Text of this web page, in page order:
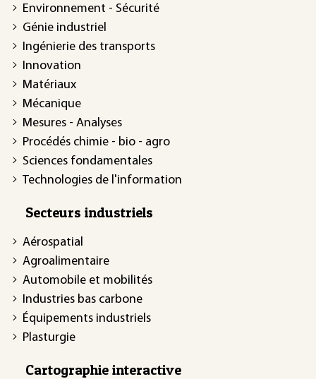
Environnement - Sécurité
Génie industriel
Ingénierie des transports
Innovation
Matériaux
Mécanique
Mesures - Analyses
Procédés chimie - bio - agro
Sciences fondamentales
Technologies de l'information
Secteurs industriels
Aérospatial
Agroalimentaire
Automobile et mobilités
Industries bas carbone
Équipements industriels
Plasturgie
Cartographie interactive